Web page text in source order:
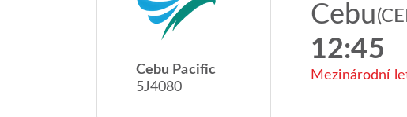
Cebu Pacific
5J4080
Cebu
12:45
Mezinárodní